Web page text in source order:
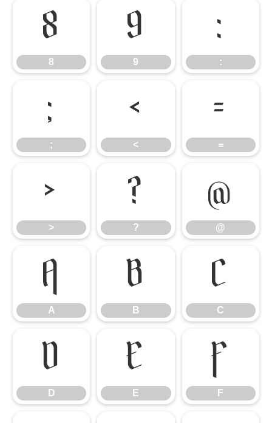
8
8
9
9
:
:
;
;
<
<
=
=
>
>
?
?
@
@
A
A
B
B
C
C
D
D
E
E
F
F